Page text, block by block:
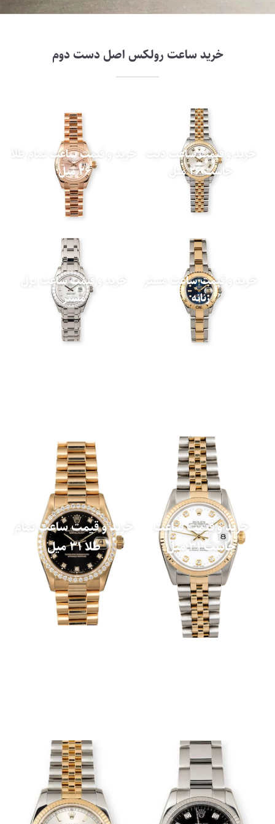
خرید ساعت‌ رولکس اصل دست دوم
خرید و قیمت ساعت دیت
جاست 26 میل
خرید و قیمت ساعت تمام طلا
26 میل
خرید و قیمت ساعت مستر
زنانه
خرید و قیمت ساعت پرل
مستر
خرید و قیمت ساعت
جاست 31 میل
خرید و قیمت ساعت تمام
طلا 31 میل